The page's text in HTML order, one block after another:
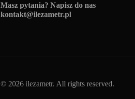
Masz pytania? Napisz do nas
kontakt@ilezametr.pl
© 2026 ilezametr. All rights reserved.